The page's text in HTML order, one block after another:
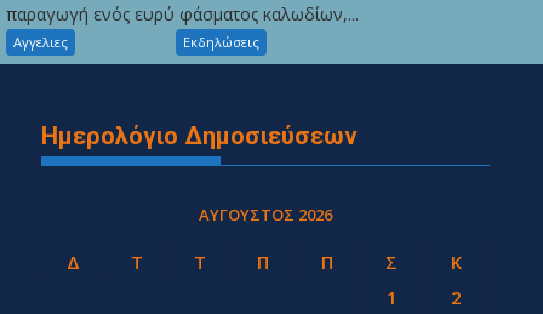
παραγωγή ενός ευρύ φάσματος καλωδίων,...
Αγγελιες Εκδηλώσεις
Ημερολόγιο Δημοσιεύσεων
ΑΎΓΟΥΣΤΟΣ 2026
Δ Τ Τ Π Π Σ
Κ
1
2